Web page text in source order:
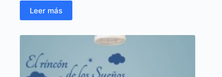
Leer más